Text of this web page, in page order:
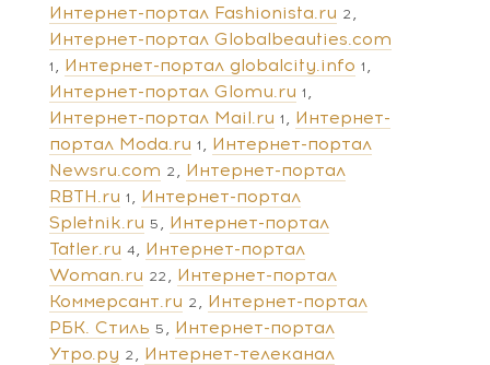
Интернет-портал Fashionista.ru 2
Интернет-портал Globalbeauties.com
1 Интернет-портал globalcity.info 1
Интернет-портал Glomu.ru 1
Интернет-портал Mail.ru 1
Интернет-
портал Moda.ru 1
Интернет-портал
Newsru.com 2
Интернет-портал
RBTH.ru 1
Интернет-портал
Spletnik.ru 5
Интернет-портал
Tatler.ru 4
Интернет-портал
Woman.ru 22
Интернет-портал
Коммерсант.ru 2
Интернет-портал
РБК. Стиль 5
Интернет-портал
Утро.ру 2
Интернет-телеканал